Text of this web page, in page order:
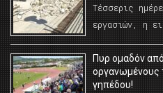
Τέσσερις
εργασιών, η
Πυρ ομαδόν
οργανωμένους
γηπέδου!